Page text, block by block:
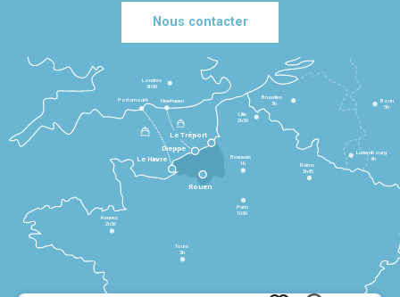
Nous contacter
Le Havre
Dieppe
Le Tréport
Rennes
2h30
Tours
3h
Paris
1h30
Beauvais
1h
Reims
2h45
Lille
2h30
Bruxelles
3h
Londres
3h30
Newhaven
Portsmouth
Bonn
5h
Luxembourg
4h
Rouen